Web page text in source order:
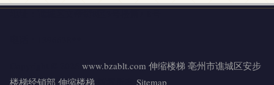
www.bzablt.com 伸缩楼梯 亳州市谯城区安步
楼梯经销部 伸缩楼梯 Sitemap